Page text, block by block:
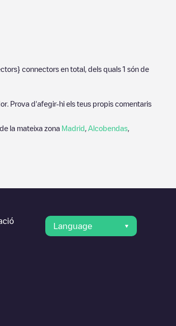
connectors en total, dels quals 1 són de
Prova d'afegir-hi els teus propis comentaris
la mateixa zona Madrid Alcobendas
Language